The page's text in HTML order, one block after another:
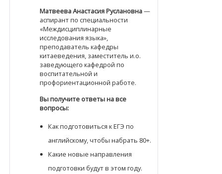
Матвеева Анастасия Руслановна—
аспирант по специальности
«Междисциплинарные
исследования языка»,
преподаватель кафедры
китаеведения, заместитель и.о.
заведующего кафедрой по
воспитательной и
профориентационной работе.
Вы получите ответы на все
вопросы:
Как подготовиться к ЕГЭ по
английскому, чтобы набрать 80+.
Какие новые направления
подготовки будут в этом году.